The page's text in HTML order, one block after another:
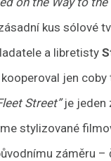
kus sólové
a libretisty
jen coby
Street”je jeden
stylizované
záměru –